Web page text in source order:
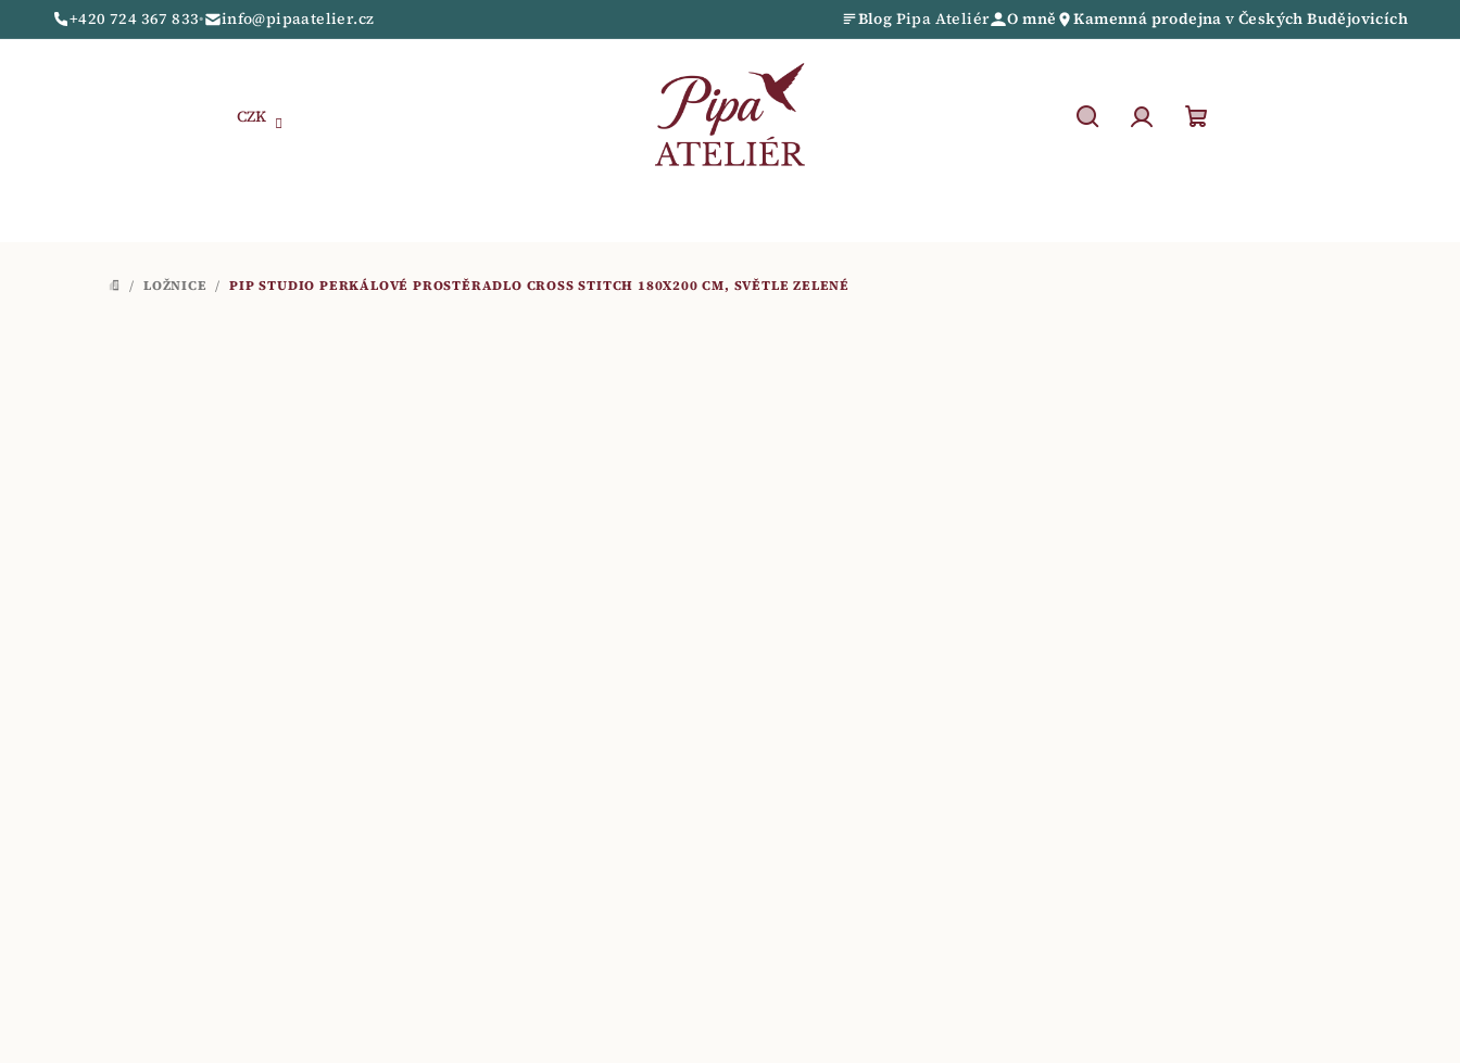
na
+420 724 367 833• info@pipaatelier.cz Blog Pipa Ateliér O mně Kamenná prodejna v Českých Budějovicích
CZK
DOMŮ
/ LOŽNICE / PIP STUDIO PERKÁLOVÉ PROSTĚRADLO CROSS STITCH 180X200 CM, SVĚTLE ZELENÉ